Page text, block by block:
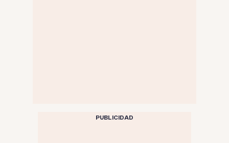
PUBLICIDAD